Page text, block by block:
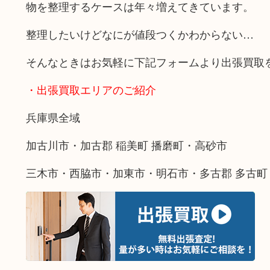
物を整理するケースは年々増えてきています。
整理したいけどなにが値段つくかわからない…
そんなときはお気軽に下記フォームより出張買取
・出張買取エリアのご紹介
兵庫県全域
加古川市・加古郡 稲美町 播磨町・高砂市
三木市・西脇市・加東市・明石市・多古郡 多古町